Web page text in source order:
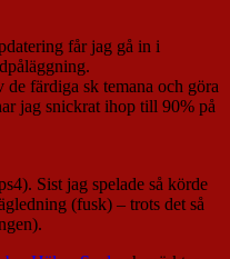
får jag gå in i
de färdiga sk temana och göra
jag snickrat ihop till 90% på
Sist jag spelade så körde
(fusk) – trots det så